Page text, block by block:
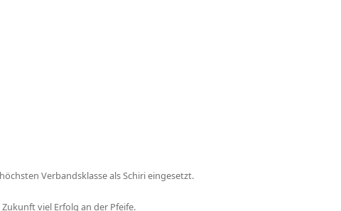
Verbandsklasse als Schiri eingesetzt.
viel Erfolg an der Pfeife.